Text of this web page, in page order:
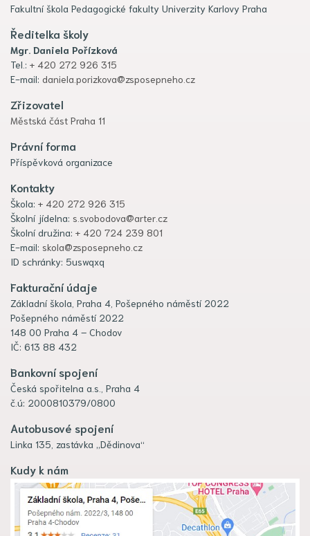
Fakultní škola Pedagogické fakulty Univerzity Karlovy Praha
Ředitelka školy
Mgr. Daniela Pořízková
Tel.: + 420 272 926 315
E-mail: daniela.porizkova@zsposepneho.cz
Zřizovatel
Městská část Praha 11
Právní forma
Příspěvková organizace
Kontakty
Škola: + 420 272 926 315
Školní jídelna: s.svobodova@arter.cz
Školní družina: + 420 724 239 801
E-mail: skola@zsposepneho.cz
ID schránky: 5uswqxq
Fakturační údaje
Základní škola, Praha 4, Pošepného náměstí 2022
Pošepného náměstí 2022
148 00 Praha 4 – Chodov
IČ: 613 88 432
Bankovní spojení
Česká spořitelna a.s., Praha 4
č.ú: 2000810379/0800
Autobusové spojení
Linka 135, zastávka „Dědinova“
Kudy k nám